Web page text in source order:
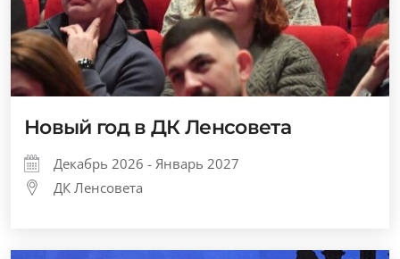
Новый год в ДК Ленсовета
Декабрь 2026 - Январь 2027
ДК Ленсовета